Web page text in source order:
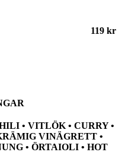
119 kr
• VITLÖK • CURRY •
VINÄGRETT •
• ÖRTAIOLI • HOT